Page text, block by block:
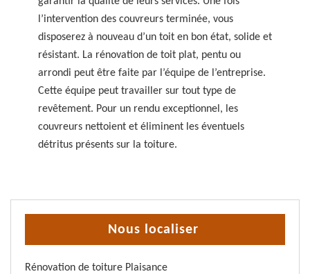
l’intervention des couvreurs terminée, vous
disposerez à nouveau d’un toit en bon état, solide et
résistant. La rénovation de toit plat, pentu ou
arrondi peut être faite par l’équipe de l’entreprise.
Cette équipe peut travailler sur tout type de
revêtement. Pour un rendu exceptionnel, les
couvreurs nettoient et éliminent les éventuels
détritus présents sur la toiture.
Nous localiser
Rénovation de toiture Plaisance